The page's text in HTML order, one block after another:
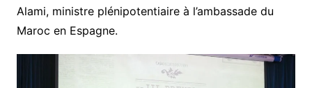
Alami, ministre plénipotentiaire à l’ambassade du
Maroc en Espagne.